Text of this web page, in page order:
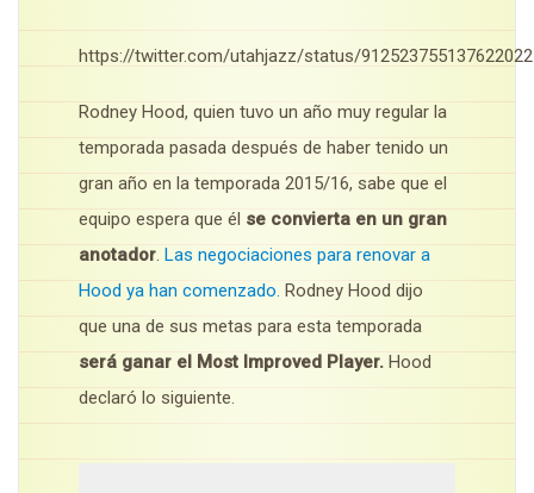
https://twitter.com/utahjazz/status/912523755137622022
Rodney Hood, quien tuvo un año muy regular la
temporada pasada después de haber tenido un
gran año en la temporada 2015/16, sabe que el
equipo espera que él se convierta en un gran
anotador. Las negociaciones para renovar a
Hood ya han comenzado. Rodney Hood dijo
que una de sus metas para esta temporada
será ganar el Most Improved Player. Hood
declaró lo siguiente.